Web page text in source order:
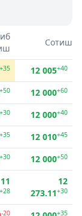
Сотиш
+35 12 005+40
+50 12 000+60
+30 12 000+40
+35 12 010+45
+30 12 000+50
11
+28
12
273.11+30
-20 +35